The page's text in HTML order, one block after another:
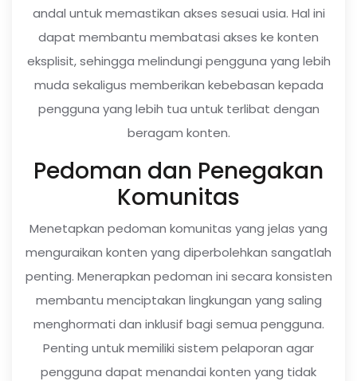
andal untuk memastikan akses sesuai usia. Hal ini
dapat membantu membatasi akses ke konten
eksplisit, sehingga melindungi pengguna yang lebih
muda sekaligus memberikan kebebasan kepada
pengguna yang lebih tua untuk terlibat dengan
beragam konten.
Pedoman dan Penegakan
Komunitas
Menetapkan pedoman komunitas yang jelas yang
menguraikan konten yang diperbolehkan sangatlah
penting. Menerapkan pedoman ini secara konsisten
membantu menciptakan lingkungan yang saling
menghormati dan inklusif bagi semua pengguna.
Penting untuk memiliki sistem pelaporan agar
pengguna dapat menandai konten yang tidak